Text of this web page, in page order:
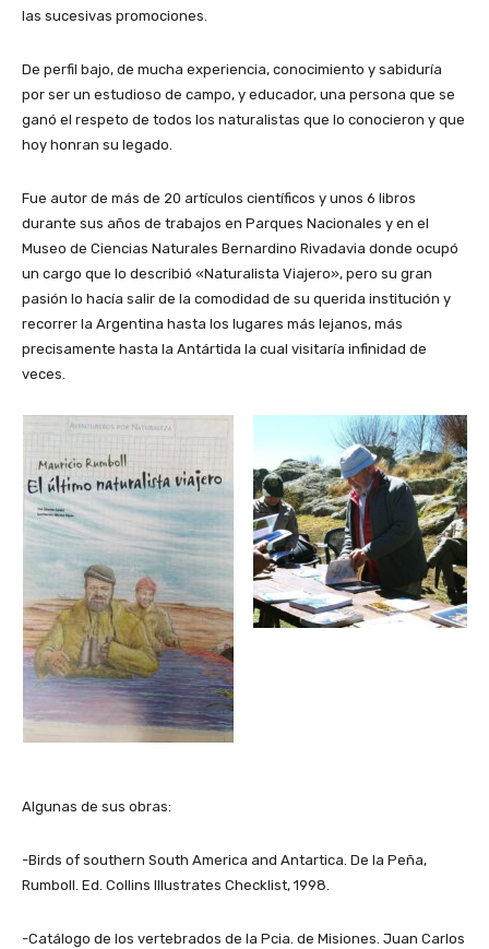
las sucesivas promociones.
De perfil bajo, de mucha experiencia, conocimiento y sabiduría
por ser un estudioso de campo, y educador, una persona que se
ganó el respeto de todos los naturalistas que lo conocieron y que
hoy honran su legado.
Fue autor de más de 20 artículos científicos y unos 6 libros
durante sus años de trabajos en Parques Nacionales y en el
Museo de Ciencias Naturales Bernardino Rivadavia donde ocupó
un cargo que lo describió «Naturalista Viajero», pero su gran
pasión lo hacía salir de la comodidad de su querida institución y
recorrer la Argentina hasta los lugares más lejanos, más
precisamente hasta la Antártida la cual visitaría infinidad de
veces.
Algunas de sus obras:
-Birds of southern South America and Antartica. De la Peña,
Rumboll. Ed. Collins Illustrates Checklist, 1998.
-Catálogo de los vertebrados de la Pcia. de Misiones. Juan Carlos